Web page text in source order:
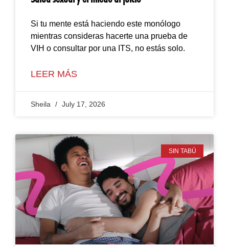
Si tu mente está haciendo este monólogo
mientras consideras hacerte una prueba de
VIH o consultar por una ITS, no estás solo.
LEER MÁS
Sheila July 17, 2026
SIN TABÚ